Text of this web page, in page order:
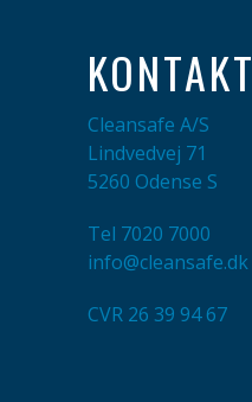
KONTAKT
Cleansafe A/S
Lindvedvej 71
5260 Odense S
Tel 7020 7000
info@cleansafe.dk
CVR 26 39 94 67